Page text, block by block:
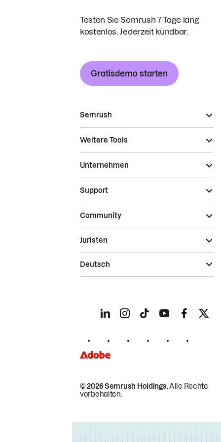
Testen Sie Semrush 7 Tage lang
kostenlos. Jederzeit kündbar.
Gratisdemo starten
Semrush
Weitere Tools
Unternehmen
Support
Community
© 2026 Semrush Holdings.Alle Rechte
vorbehalten.
Juristen
Deutsch